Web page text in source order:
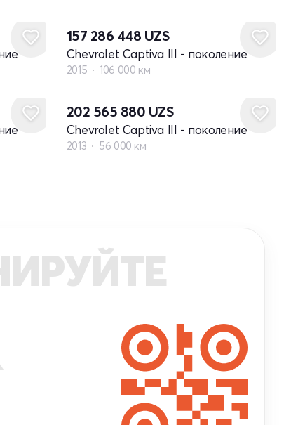
157 286 448 UZS
Chevrolet Captiva III - поколение
2015 106 000 км
202 565 880 UZS
Chevrolet Captiva III - поколение
2013 56 000 км